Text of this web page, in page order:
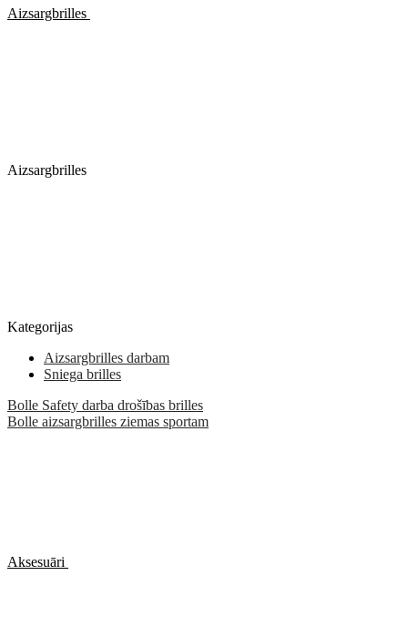
Aizsargbrilles
Aizsargbrilles
Kategorijas
Aizsargbrilles darbam
Sniega brilles
Bolle Safety darba drošības brilles
Bolle aizsargbrilles ziemas sportam
Aksesuāri